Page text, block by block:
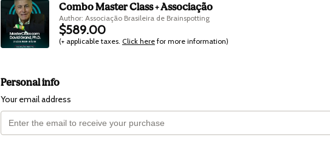
Combo Master Class + Associação
Author: Associação Brasileira de Brainspotting
$589.00
(+ applicable taxes. Click here for more information)
Personal info
Your email address